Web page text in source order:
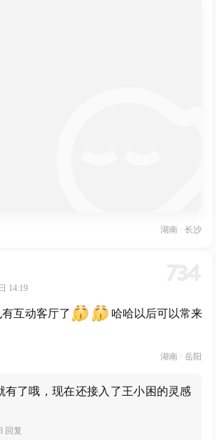
湖南 · 长沙
14:19
互动客厅了
哈哈以后可以常来
湖南 · 岳阳
有了哦，现在还接入了王小困的灵感
回复